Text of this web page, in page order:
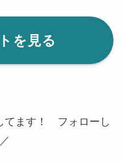
を見る
てます！ フォローし